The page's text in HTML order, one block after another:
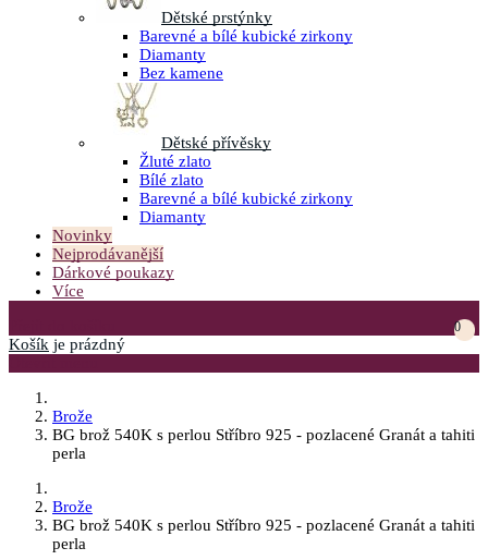
Dětské prstýnky
Barevné a bílé kubické zirkony
Diamanty
Bez kamene
Dětské přívěsky
Žluté zlato
Bílé zlato
Barevné a bílé kubické zirkony
Diamanty
Novinky
Nejprodávanější
Dárkové poukazy
Více
0
Košík je prázdný
Brože
BG brož 540K s perlou Stříbro 925 - pozlacené Granát a tahiti
perla
Brože
BG brož 540K s perlou Stříbro 925 - pozlacené Granát a tahiti
perla